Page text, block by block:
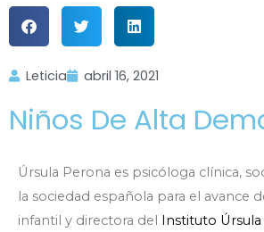
Leticia abril 16, 2021
Niños De Alta
Úrsula Perona es psicóloga clínica,
la sociedad española para el avance
infantil y directora del Instituto Úrsula